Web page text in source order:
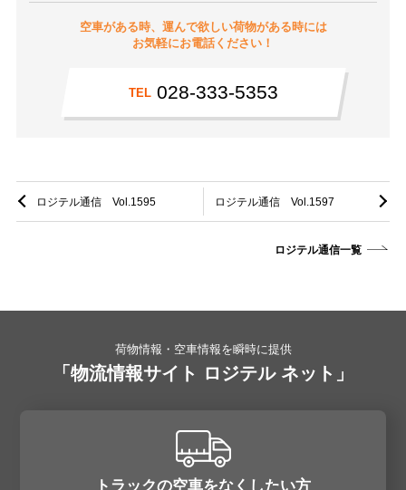
空車がある時、運んで欲しい荷物がある時には
お気軽にお電話ください！
TEL 028-333-5353
ロジテル通信 Vol.1595 ロジテル通信 Vol.1597
ロジテル通信一覧
荷物情報・空車情報を瞬時に提供
「物流情報サイト ロジテル ネット」
トラックの空車をなくしたい方